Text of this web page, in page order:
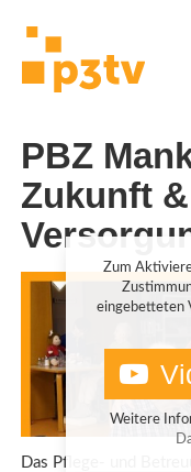
PBZ
Zukunft
Zum
eingebetteten
Weitere
Das Pflege- und